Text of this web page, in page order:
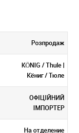
Розпродаж
KÖNIG / Thule |
Кёниг / Тюле
ОФІЦІЙНИЙ
ІМПОРТЕР
На отделение